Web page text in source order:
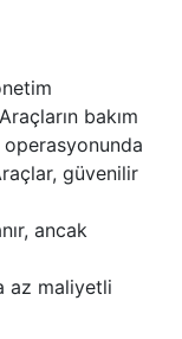
bakım
operasyonunda
güvenilir
ancak
az maliyetli